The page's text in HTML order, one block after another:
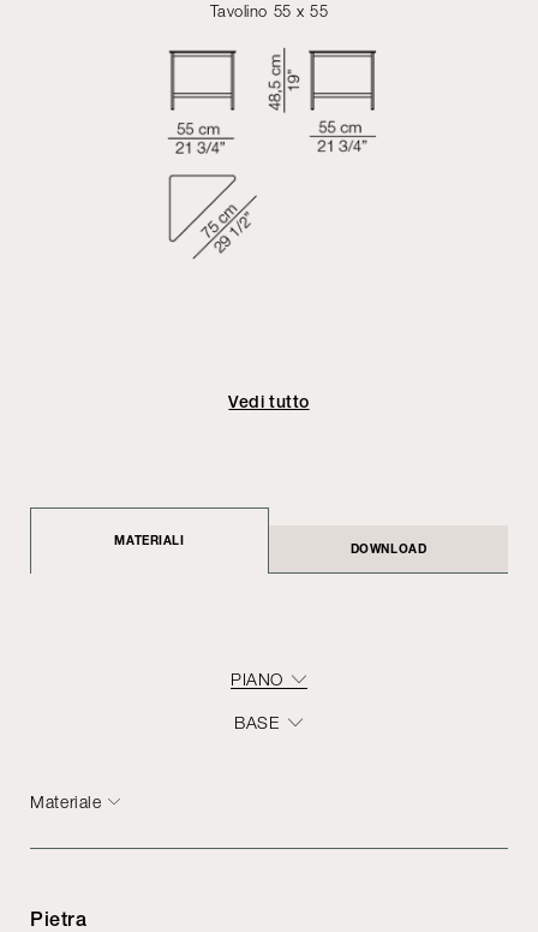
Tavolino 55 x 55
Vedi tutto
MATERIALI
DOWNLOAD
PIANO
BASE
Materiale
Pietra